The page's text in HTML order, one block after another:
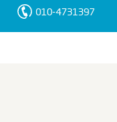
010-4731397